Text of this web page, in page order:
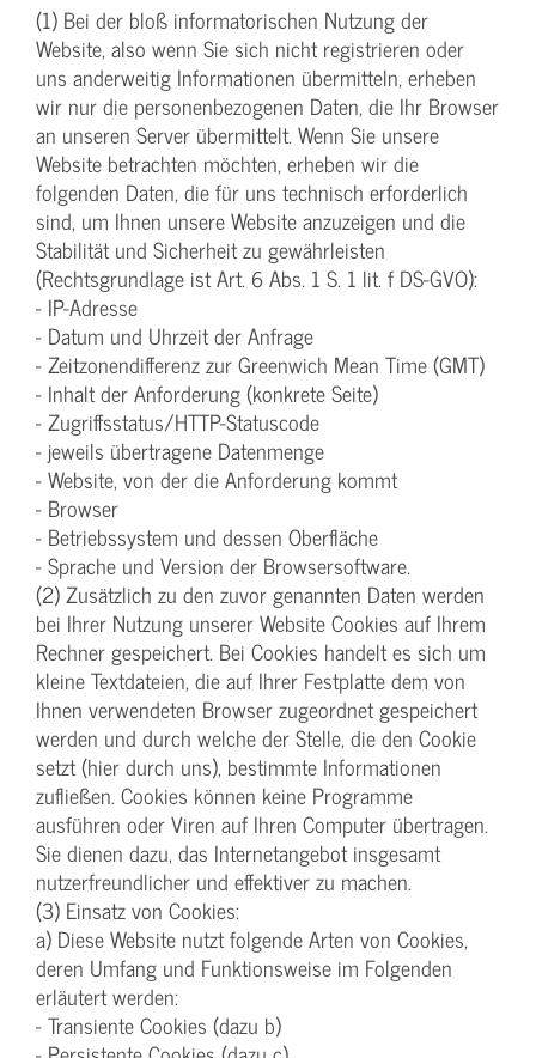
(1) Bei der bloß informatorischen Nutzung der
Website, also wenn Sie sich nicht registrieren oder
uns anderweitig Informationen übermitteln, erheben
wir nur die personenbezogenen Daten, die Ihr Browser
an unseren Server übermittelt. Wenn Sie unsere
Website betrachten möchten, erheben wir die
folgenden Daten, die für uns technisch erforderlich
sind, um Ihnen unsere Website anzuzeigen und die
Stabilität und Sicherheit zu gewährleisten
(Rechtsgrundlage ist Art. 6 Abs. 1 S. 1 lit. f DS-GVO):
- IP-Adresse
- Datum und Uhrzeit der Anfrage
- Zeitzonendifferenz zur Greenwich Mean Time (GMT)
- Inhalt der Anforderung (konkrete Seite)
- Zugriffsstatus/HTTP-Statuscode
- jeweils übertragene Datenmenge
- Website, von der die Anforderung kommt
- Browser
- Betriebssystem und dessen Oberfläche
- Sprache und Version der Browsersoftware.
(2) Zusätzlich zu den zuvor genannten Daten werden
bei Ihrer Nutzung unserer Website Cookies auf Ihrem
Rechner gespeichert. Bei Cookies handelt es sich um
kleine Textdateien, die auf Ihrer Festplatte dem von
Ihnen verwendeten Browser zugeordnet gespeichert
werden und durch welche der Stelle, die den Cookie
setzt (hier durch uns), bestimmte Informationen
zufließen. Cookies können keine Programme
ausführen oder Viren auf Ihren Computer übertragen.
Sie dienen dazu, das Internetangebot insgesamt
nutzerfreundlicher und effektiver zu machen.
(3) Einsatz von Cookies:
a) Diese Website nutzt folgende Arten von Cookies,
deren Umfang und Funktionsweise im Folgenden
erläutert werden:
- Transiente Cookies (dazu b)